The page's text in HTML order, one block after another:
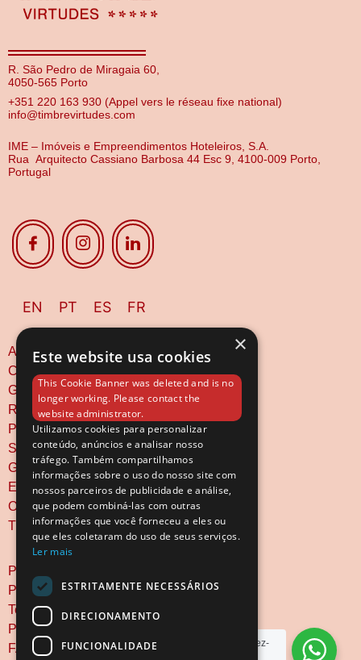
R. São Pedro de Miragaia 60,
4050-565 Porto
+351 220 163 930 (Appel vers le réseau fixe national)
info@timbrevirtudes.com
IME – Imóveis e Empreendimentos Hoteleiros, S.A.
Rua Arquitecto Cassiano Barbosa 44 Esc 9, 4100-009 Porto,
Portugal
EN PT ES FR
Accueil
Chambres & Suites
Gastronomie
Réunions & Événements
Patrimoine
Services de l'Hôtel
Galerie
Emplacement | Contact
Offres Spéciales
Timbre Boutique
Politique de Confidentialité
Politique de Cookies
Termes et Conditions
Plan du site
FAQs
Besoin d'aide ? Écrivez-
×
Este website usa cookies
This Cookie Banner was deleted and is no
longer working. Please contact the
website administrator.
Utilizamos cookies para personalizar
conteúdo, anúncios e analisar nosso
tráfego. Também compartilhamos
informações sobre o uso do nosso site com
nossos parceiros de publicidade e análise,
que podem combiná-las com outras
informações que você forneceu a eles ou
que eles coletaram do uso de seus serviços.
Ler mais
ESTRITAMENTE NECESSÁRIOS
DIRECIONAMENTO
FUNCIONALIDADE